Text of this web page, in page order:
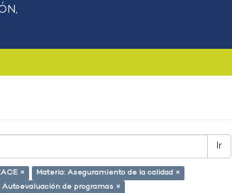
Ir
×
Materia: Aseguramiento de la calidad ×
Autoevaluación de programas ×